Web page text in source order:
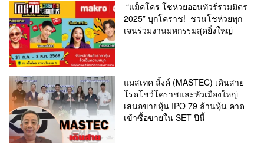
“แม็คโคร โชห่วยออนทัวร์รวมมิตร
2025” บุกโคราช! ชวนโชห่วยทุก
เจนร่วมงานมหกรรมสุดยิ่งใหญ่
แมสเทค ลิ้งค์ (MASTEC) เดินสาย
โรดโชว์โคราชและหัวเมืองใหญ่
เสนอขายหุ้น IPO 79 ล้านหุ้น คาด
เข้าซื้อขายใน SET ปีนี้